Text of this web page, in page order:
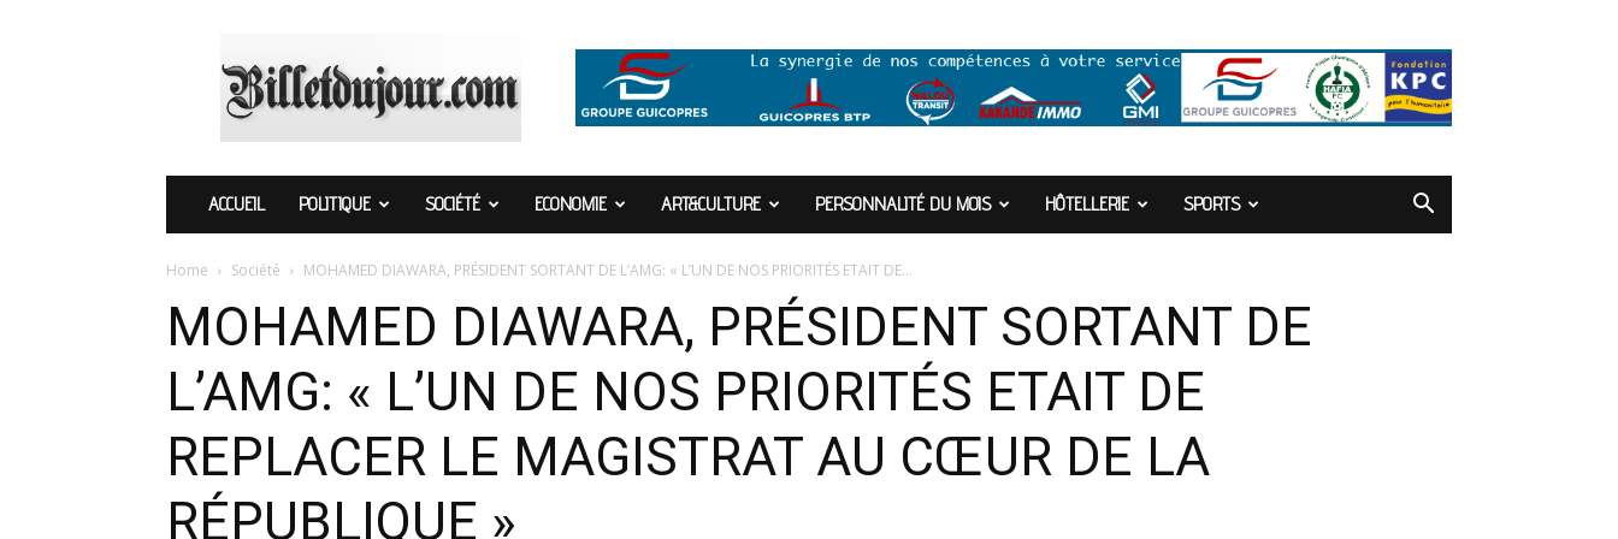
ACCUEIL POLITIQUE SOCIÉTÉ ECONOMIE ART&CULTURE PERSONNALITÉ DU MOIS HÔTELLERIE SPORTS
Home Société MOHAMED DIAWARA, PRÉSIDENT SORTANT DE L’AMG: « L’UN DE NOS PRIORITÉS ETAIT DE...
MOHAMED DIAWARA, PRÉSIDENT SORTANT DE
L’AMG: « L’UN DE NOS PRIORITÉS ETAIT DE
REPLACER LE MAGISTRAT AU CŒUR DE LA
RÉPUBLIQUE »